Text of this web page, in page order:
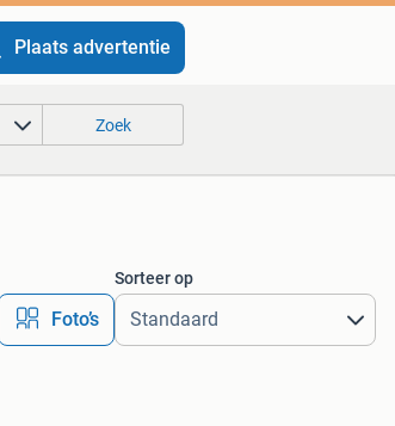
Plaats advertentie
Zoek
Foto’s
Sorteer op